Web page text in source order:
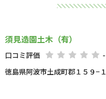
須見造園土木（有）
口コミ評価
-
徳島県阿波市土成町郡１５９−１